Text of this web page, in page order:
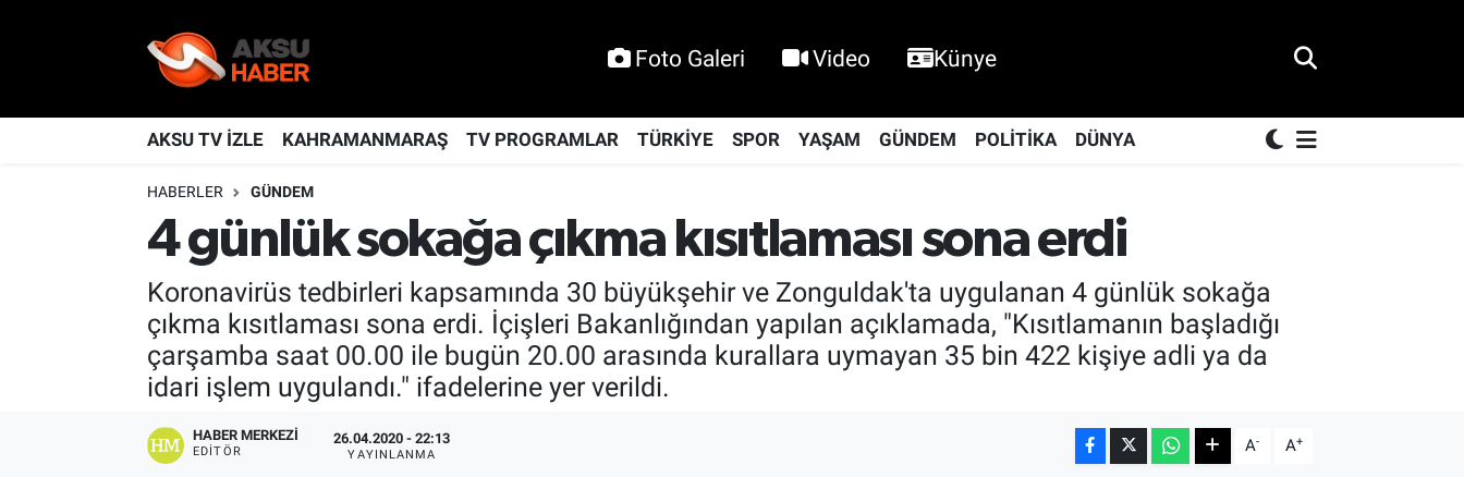
Foto Galeri Video Künye
AKSU TV İZLE KAHRAMANMARAŞ TV PROGRAMLAR TÜRKİYE SPOR YAŞAM GÜNDEM POLİTİKA DÜNYA
HABERLER GÜNDEM
4 günlük sokağa çıkma kısıtlaması sona erdi
Koronavirüs tedbirleri kapsamında 30 büyükşehir ve Zonguldak'ta uygulanan 4 günlük sokağa
çıkma kısıtlaması sona erdi. İçişleri Bakanlığından yapılan açıklamada, "Kısıtlamanın başladığı
çarşamba saat 00.00 ile bugün 20.00 arasında kurallara uymayan 35 bin 422 kişiye adli ya da
idari işlem uygulandı." ifadelerine yer verildi.
HABER MERKEZI
EDITÖR
26.04.2020 - 22:13
YAYINLANMA A- A+
KAHRAMANMARAŞ
Nöbetçi Eczaneler
Hava Durumu
Kahramanmaraş Namaz Vakitleri
Trafik Durumu
TFF 2.Lig Kırmızı Grup Puan Durumu ve Fikstür
Tüm Manşetler